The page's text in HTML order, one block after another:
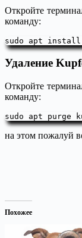
Откройте
команду:
sudo apt install
Удаление
Откройте
команду:
sudo apt purge
на этом пожалуй
Похожее